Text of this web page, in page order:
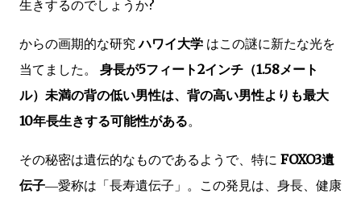
生きするのでしょうか?
からの画期的な研究ハワイ大学 はこの謎に新たな光を
当てました。 身長が5フィート2インチ（1.58メート
ル）未満の背の低い男性は、背の高い男性よりも最大
10年長生きする可能性がある。
その秘密は遺伝的なものであるようで、特に FOXO3遺
伝子―愛称は「長寿遺伝子」。この発見は、身長、健康